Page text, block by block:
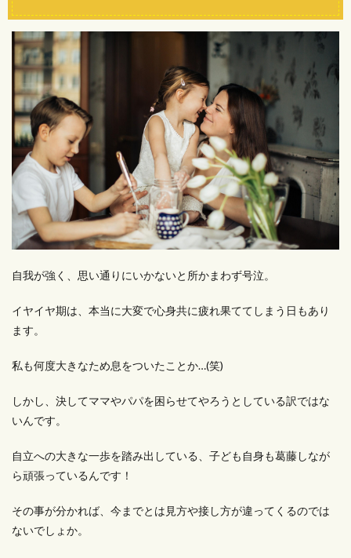
自我が強く、思い通りにいかないと所かまわず号泣。
イヤイヤ期は、本当に大変で心身共に疲れ果ててしまう日もあり
ます。
私も何度大きなため息をついたことか…(笑)
しかし、決してママやパパを困らせてやろうとしている訳ではな
いんです。
自立への大きな一歩を踏み出している、子ども自身も葛藤しなが
ら頑張っているんです！
その事が分かれば、今までとは見方や接し方が違ってくるのでは
ないでしょか。